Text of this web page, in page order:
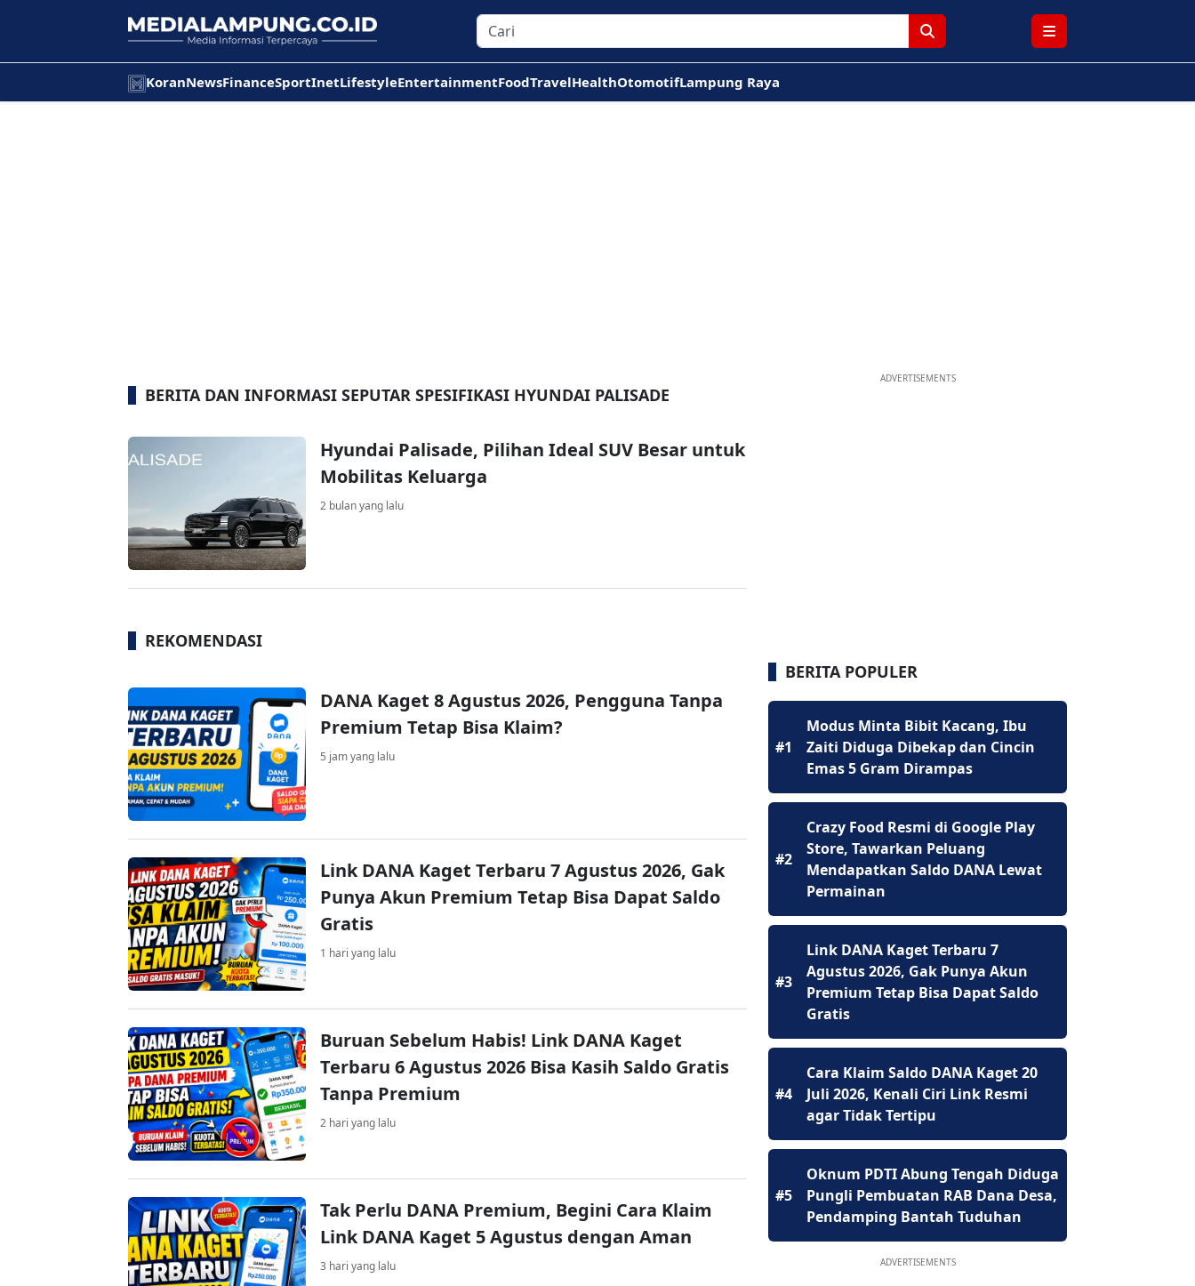
KoranNewsFinanceSportInetLifestyleEntertainmentFoodTravelHealthOtomotifLampung Raya
BERITA DAN INFORMASI SEPUTAR SPESIFIKASI HYUNDAI PALISADE
Hyundai Palisade, Pilihan Ideal SUV Besar untuk
Mobilitas Keluarga
2 bulan yang lalu
REKOMENDASI
DANA Kaget 8 Agustus 2026, Pengguna Tanpa
Premium Tetap Bisa Klaim?
5 jam yang lalu
Link DANA Kaget Terbaru 7 Agustus 2026, Gak
Punya Akun Premium Tetap Bisa Dapat Saldo
Gratis
1 hari yang lalu
Buruan Sebelum Habis! Link DANA Kaget
Terbaru 6 Agustus 2026 Bisa Kasih Saldo Gratis
Tanpa Premium
2 hari yang lalu
Tak Perlu DANA Premium, Begini Cara Klaim
Link DANA Kaget 5 Agustus dengan Aman
3 hari yang lalu
ADVERTISEMENTS
BERITA POPULER
#1
Modus Minta Bibit Kacang, Ibu
Zaiti Diduga Dibekap dan Cincin
Emas 5 Gram Dirampas
#2
Crazy Food Resmi di Google Play
Store, Tawarkan Peluang
Mendapatkan Saldo DANA Lewat
Permainan
#3
Link DANA Kaget Terbaru 7
Agustus 2026, Gak Punya Akun
Premium Tetap Bisa Dapat Saldo
Gratis
#4
Cara Klaim Saldo DANA Kaget 20
Juli 2026, Kenali Ciri Link Resmi
agar Tidak Tertipu
#5
Oknum PDTI Abung Tengah Diduga
Pungli Pembuatan RAB Dana Desa,
Pendamping Bantah Tuduhan
ADVERTISEMENTS